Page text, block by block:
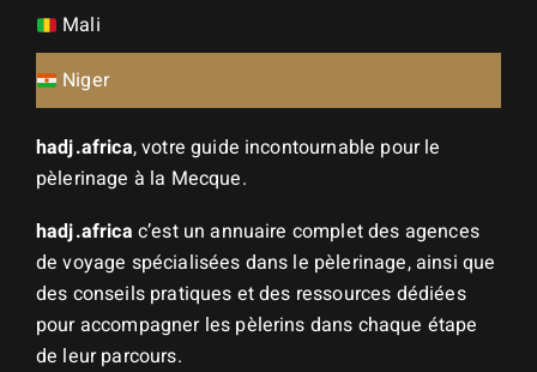
Mali
Niger
hadj.africa, votre guide incontournable pour le
pèlerinage à la Mecque.
hadj.africa c’est un annuaire complet des agences
de voyage spécialisées dans le pèlerinage, ainsi que
des conseils pratiques et des ressources dédiées
pour accompagner les pèlerins dans chaque étape
de leur parcours.